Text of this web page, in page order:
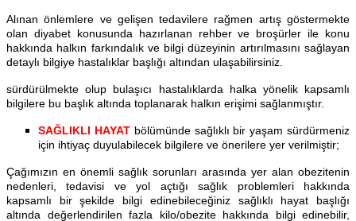
Alınan önlemlere ve gelişen tedavilere rağmen artış göstermekte
olan diyabet konusunda hazırlanan rehber ve broşürler ile konu
hakkında halkın farkındalık ve bilgi düzeyinin artırılmasını sağlayan
detaylı bilgiye hastalıklar başlığı altından ulaşabilirsiniz.
sürdürülmekte olup bulaşıcı hastalıklarda halka yönelik kapsamlı
bilgilere bu başlık altında toplanarak halkın erişimi sağlanmıştır.
SAĞLIKLI HAYATbölümünde sağlıklı bir yaşam sürdürmeniz
için ihtiyaç duyulabilecek bilgilere ve önerilere yer verilmiştir;
Çağımızın en önemli sağlık sorunları arasında yer alan obezitenin
nedenleri, tedavisi ve yol açtığı sağlık problemleri hakkında
kapsamlı bir şekilde bilgi edinebileceğiniz sağlıklı hayat başlığı
altında değerlendirilen fazla kilo/obezite hakkında bilgi edinebilir,